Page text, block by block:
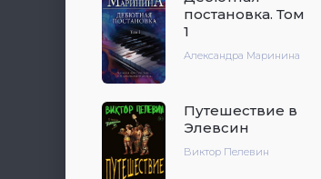
постановка. Том
1
Александра Маринина
Путешествие в
Элевсин
Виктор Пелевин